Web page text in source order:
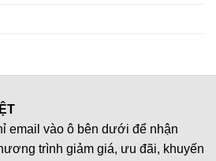
email vào ô bên dưới để nhận
trình giảm giá, ưu đãi, khuyến